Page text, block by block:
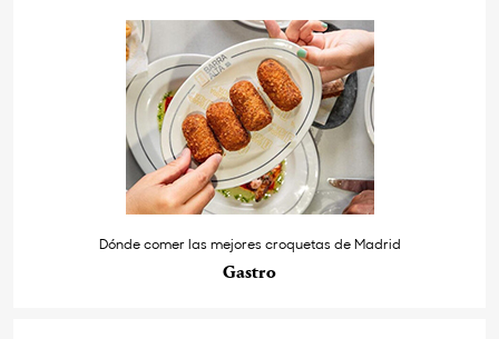
Dónde comer las mejores croquetas de Madrid
Gastro